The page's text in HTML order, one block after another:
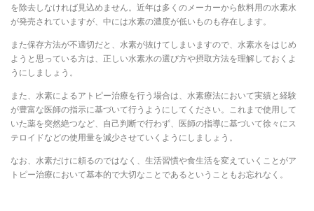
を除去しなければ見込めません。近年は多くのメーカーから飲料用の水素水
が発売されていますが、中には水素の濃度が低いものも存在します。
また保存方法が不適切だと、水素が抜けてしまいますので、水素水をはじめ
ようと思っている方は、正しい水素水の選び方や摂取方法を理解しておくよ
うにしましょう。
また、水素によるアトピー治療を行う場合は、水素療法において実績と経験
が豊富な医師の指示に基づいて行うようにしてください。これまで使用して
いた薬を突然絶つなど、自己判断で行わず、医師の指導に基づいて徐々にス
テロイドなどの使用量を減少させていくようにしましょう。
なお、水素だけに頼るのではなく、生活習慣や食生活を変えていくことがア
トピー治療において基本的で大切なことであるということもお忘れなく。